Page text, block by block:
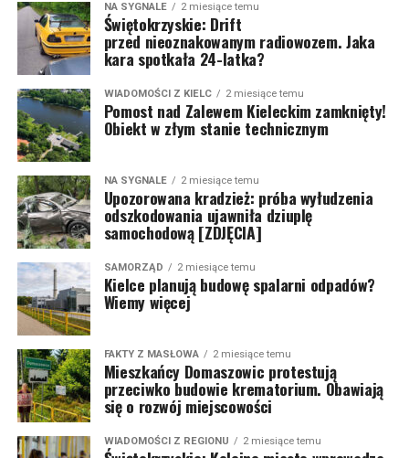
NA SYGNALE 2 miesiące temu
Świętokrzyskie: Drift
przed nieoznakowanym radiowozem. Jaka
kara spotkała 24-latka?
WIADOMOŚCI Z KIELC 2 miesiące temu
Pomost nad Zalewem Kieleckim zamknięty!
Obiekt w złym stanie technicznym
NA SYGNALE 2 miesiące temu
Upozorowana kradzież: próba wyłudzenia
odszkodowania ujawniła dziuplę
samochodową [ZDJĘCIA]
SAMORZĄD 2 miesiące temu
Kielce planują budowę spalarni odpadów?
Wiemy więcej
FAKTY Z MASŁOWA 2 miesiące temu
Mieszkańcy Domaszowic protestują
przeciwko budowie krematorium. Obawiają
się o rozwój miejscowości
WIADOMOŚCI Z REGIONU 2 miesiące temu